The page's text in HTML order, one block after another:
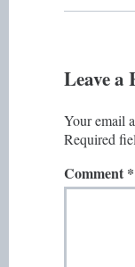
Leave a
Your email
Required
Comment *